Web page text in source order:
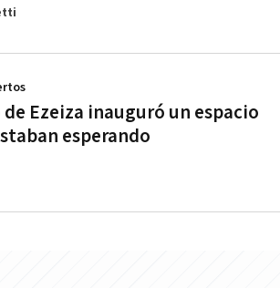
Ezeiza inauguró un espacio
esperando